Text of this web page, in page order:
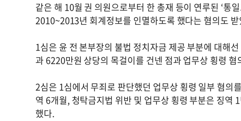
같은 해 10월 권 의원으로부터 한 총재 등이 연루된 ‘통
2010~2013년 회계정보를 인멸하도록 했다는 혐의도
1심은 윤 전 본부장의 불법 정치자금 제공 부분에 대해
과 6220만원 상당의 목걸이를 건넨 점과 업무상 횡령
2심은 1심에서 무죄로 판단했던 업무상 횡령 일부 혐의
역 6개월, 청탁금지법 위반 및 업무상 횡령 부분은 징역
했다.